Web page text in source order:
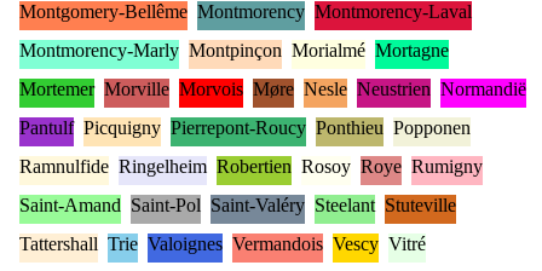
Montgomery-Bellême Montmorency Montmorency-Laval
Montmorency-Marly Montpinçon Morialmé Mortagne
Mortemer Morville Morvois Møre Nesle Neustrien Normandië
Pantulf Picquigny Pierrepont-Roucy Ponthieu Popponen
Ramnulfide Ringelheim Robertien Rosoy Roye Rumigny
Saint-Amand Saint-Pol Saint-Valéry Steelant Stuteville
Tattershall Trie Valoignes Vermandois Vescy Vitré